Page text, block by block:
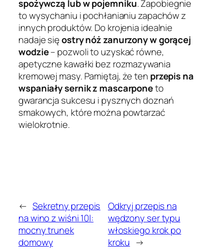
spożywczą lub w pojemniku. Zapobiegnie
to wysychaniu i pochłanianiu zapachów z
innych produktów. Do krojenia idealnie
nadaje sięostry nóż zanurzony w gorącej
wodzie– pozwoli to uzyskać równe,
apetyczne kawałki bez rozmazywania
kremowej masy. Pamiętaj, że ten przepis na
wspaniały sernik z mascarponeto
gwarancja sukcesu i pysznych doznań
smakowych, które można powtarzać
wielokrotnie.
← Sekretny przepis
na wino z wiśni 10l:
mocny trunek
domowy
Odkryj przepis na
wędzony ser typu
włoskiego krok po
kroku →